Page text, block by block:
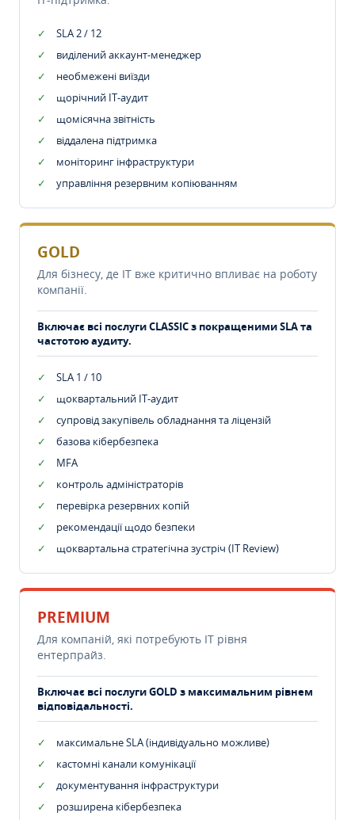
SLA 2 / 12
виділений аккаунт-менеджер
необмежені виїзди
щорічний IT-аудит
щомісячна звітність
віддалена підтримка
моніторинг інфраструктури
управління резервним копіюванням
GOLD
Для бізнесу, де IT вже критично впливає на роботу
компанії.
Включає всі послуги CLASSIC з покращеними SLA та
частотою аудиту.
SLA 1 / 10
щоквартальний IT-аудит
супровід закупівель обладнання та ліцензій
базова кібербезпека
MFA
контроль адміністраторів
перевірка резервних копій
рекомендації щодо безпеки
щоквартальна стратегічна зустріч (IT Review)
PREMIUM
Для компаній, які потребують ІТ рівня
ентерпрайз.
Включає всі послуги GOLD з максимальним рівнем
відповідальності.
максимальне SLA (індивідуально можливе)
кастомні канали комунікації
документування інфраструктури
розширена кібербезпека